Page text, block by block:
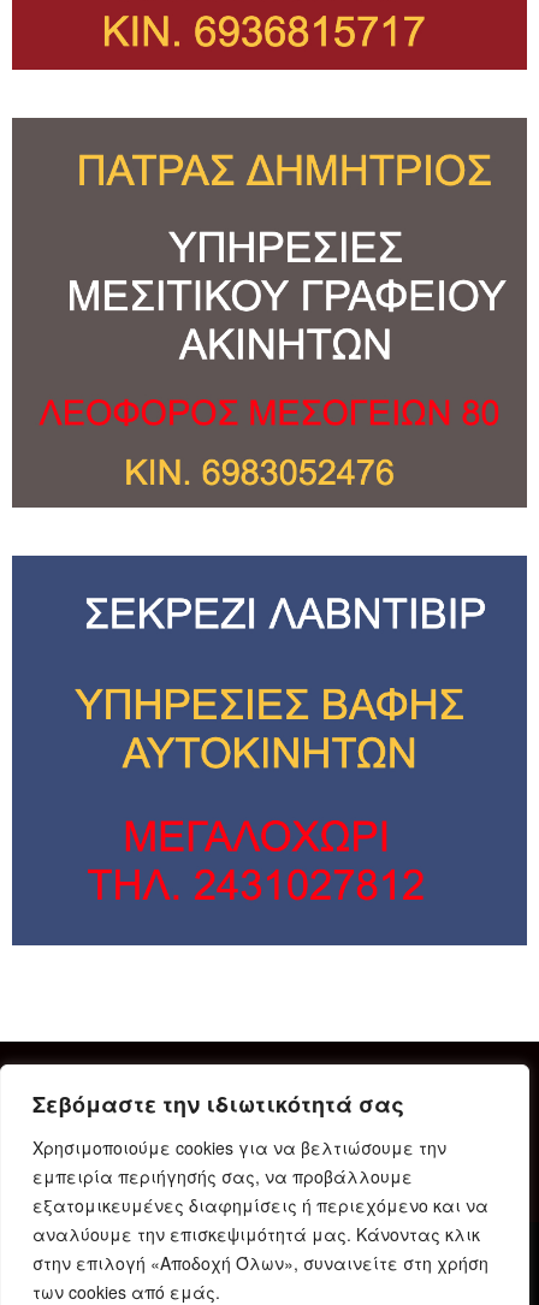
Σεβόμαστε την ιδιωτικότητά σας
Χρησιμοποιούμε cookies για να βελτιώσουμε την
εμπειρία περιήγησής σας, να προβάλλουμε
εξατομικευμένες διαφημίσεις ή περιεχόμενο και να
αναλύουμε την επισκεψιμότητά μας. Κάνοντας κλικ
στην επιλογή «Αποδοχή Όλων», συναινείτε στη χρήση
των cookies από εμάς.
Δήλωση Συμμόρφωσης Ταυτότητα
Όροι χρήσης
Πολιτική προστασίας προσωπικών δεδομένων